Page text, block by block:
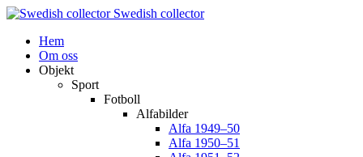
Swedish collector
Hem
Om oss
Objekt
Sport
Fotboll
Alfabilder
Alfa 1949–50
Alfa 1950–51